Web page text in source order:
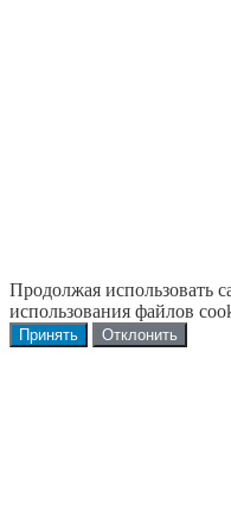
Продолжая использовать
использования файлов
Принять Отклонить